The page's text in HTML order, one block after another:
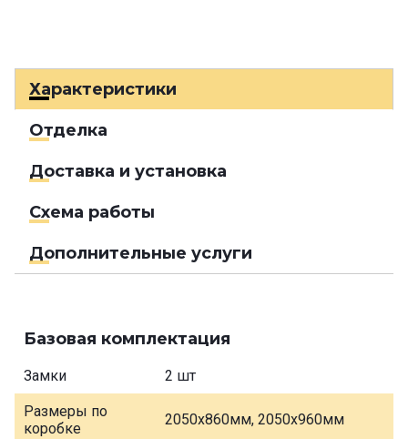
Характеристики
Отделка
Доставка и установка
Схема работы
Дополнительные услуги
Базовая комплектация
Замки 2 шт
Размеры по
коробке
2050х860мм, 2050х960мм